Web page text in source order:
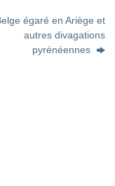
égaré en Ariège et
autres divagations
pyrénéennes